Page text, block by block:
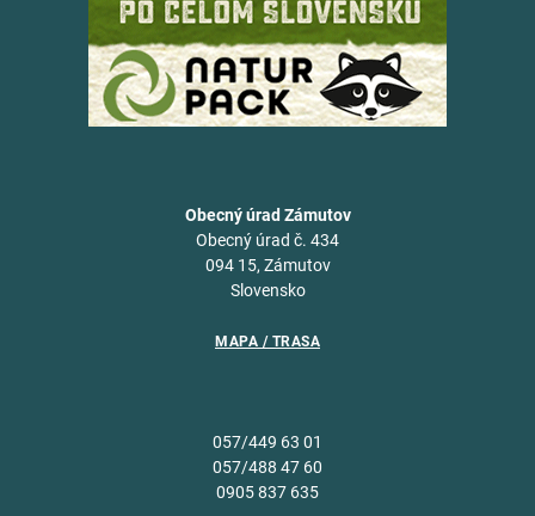
Obecný úrad Zámutov
Obecný úrad č. 434
094 15, Zámutov
Slovensko
MAPA / TRASA
057/449 63 01
057/488 47 60
0905 837 635